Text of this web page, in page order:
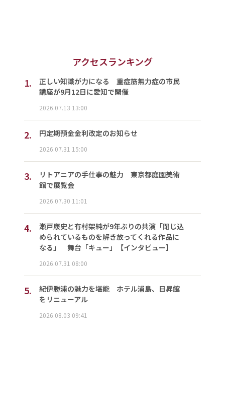
アクセスランキング
1.
正しい知識が力になる 重症筋無力症の市民
講座が9月12日に愛知で開催
2026.07.13 13:00
2. 円定期預金金利改定のお知らせ
2026.07.31 15:00
3.
リトアニアの手仕事の魅力 東京都庭園美術
館で展覧会
2026.07.30 11:01
4.
瀬戸康史と有村架純が9年ぶりの共演「閉じ込
められているものを解き放ってくれる作品に
なる」 舞台「キュー」【インタビュー】
2026.07.31 08:00
5.
紀伊勝浦の魅力を堪能 ホテル浦島、日昇館
をリニューアル
2026.08.03 09:41